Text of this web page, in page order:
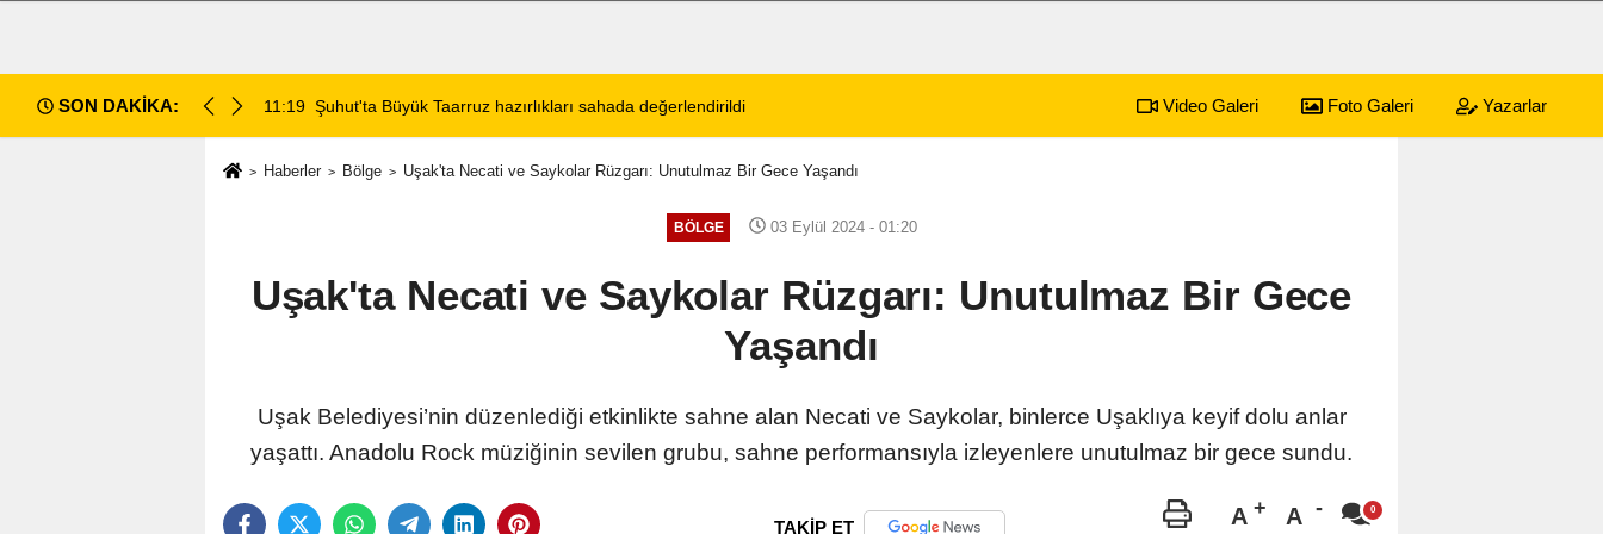
SON DAKİKA:
değerlendirildi 11:18 Afyon Cenaze İlanları: 7 Ağustos 2026 Cuma Defin Bilgileri Açıklandı Dinar'da beş gün sürecek festival programı açıklandı 01:17
Video Galeri Foto Galeri Yazarlar
Haberler Bölge Uşak'ta Necati ve Saykolar Rüzgarı: Unutulmaz Bir Gece Yaşandı
BÖLGE 03 Eylül 2024 - 01:20
Uşak'ta Necati ve Saykolar Rüzgarı: Unutulmaz Bir Gece
Yaşandı
Uşak Belediyesi’nin düzenlediği etkinlikte sahne alan Necati ve Saykolar, binlerce Uşaklıya keyif dolu anlar
yaşattı. Anadolu Rock müziğinin sevilen grubu, sahne performansıyla izleyenlere unutulmaz bir gece sundu.
TAKİP ET A A